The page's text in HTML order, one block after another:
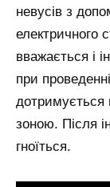
невусів з
електричного
вважається і
при
дотримується
зоною. Після
гноїться.